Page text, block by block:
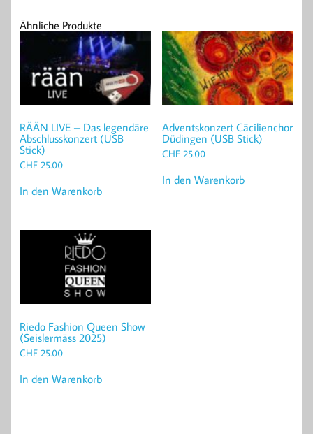
Ähnliche Produkte
RÄÄN LIVE – Das legendäre
Abschlusskonzert (USB
Stick)
CHF 25.00
In den Warenkorb
Adventskonzert Cäcilienchor
Düdingen (USB Stick)
CHF25.00
In den Warenkorb
Riedo Fashion Queen Show
(Seislermäss 2025)
CHF 25.00
In den Warenkorb